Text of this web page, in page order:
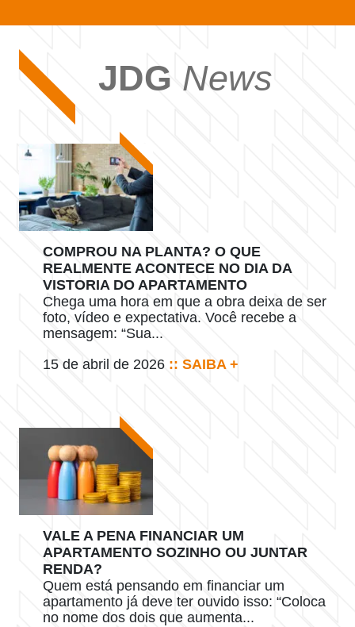
JDG News
COMPROU NA PLANTA? O QUE
REALMENTE ACONTECE NO DIA DA
VISTORIA DO APARTAMENTO
Chega uma hora em que a obra deixa de ser
foto, vídeo e expectativa. Você recebe a
mensagem: “Sua...
15 de abril de 2026 :: SAIBA +
VALE A PENA FINANCIAR UM
APARTAMENTO SOZINHO OU JUNTAR
RENDA?
Quem está pensando em financiar um
apartamento já deve ter ouvido isso: “Coloca
no nome dos dois que aumenta...